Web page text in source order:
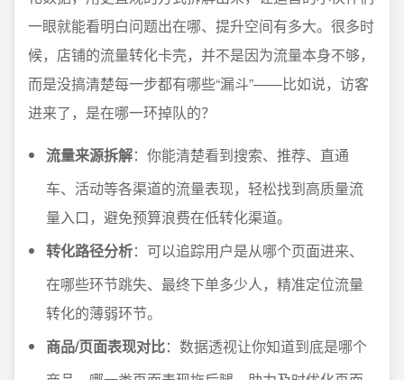
一眼就能看明白问题出在哪、提升空间有多大。很多时
候，店铺的流量转化卡壳，并不是因为流量本身不够，
而是没搞清楚每一步都有哪些“漏斗”——比如说，访客
进来了，是在哪一环掉队的？
流量来源拆解：你能清楚看到搜索、推荐、直通
车、活动等各渠道的流量表现，轻松找到高质量流
量入口，避免预算浪费在低转化渠道。
转化路径分析：可以追踪用户是从哪个页面进来、
在哪些环节跳失、最终下单多少人，精准定位流量
转化的薄弱环节。
商品/页面表现对比：数据透视让你知道到底是哪个